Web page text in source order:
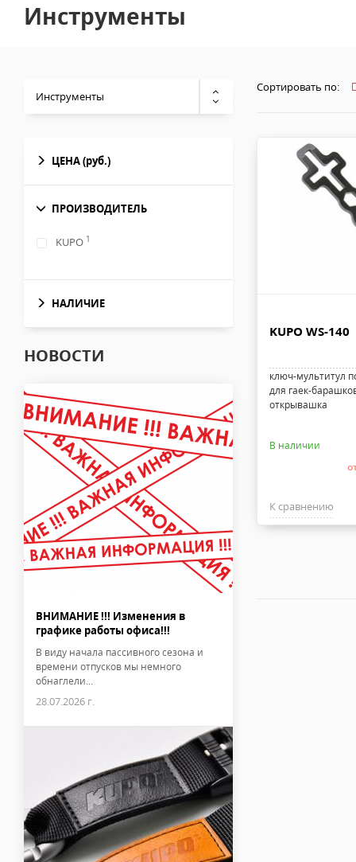
Инструменты
Инструменты
ЦЕНА(руб.)
ПРОИЗВОДИТЕЛЬ
KUPO 1
НАЛИЧИЕ
НОВОСТИ
ВНИМАНИЕ !!! Изменения в
графике работы офиса!!!
В виду начала пассивного сезона и
времени отпусков мы немного
обнаглели...
28.07.2026 г.
Сортировать по:
KUPO WS-140
ключ-мультитул
для гаек-
открывашка
В наличии
К сравнению